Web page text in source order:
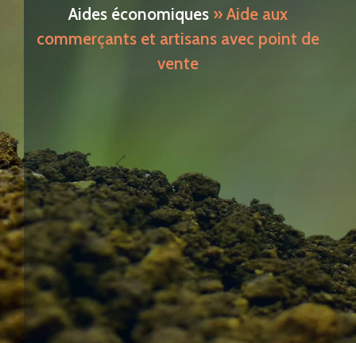
Aides économiques » Aide aux
commerçants et artisans avec point de
vente